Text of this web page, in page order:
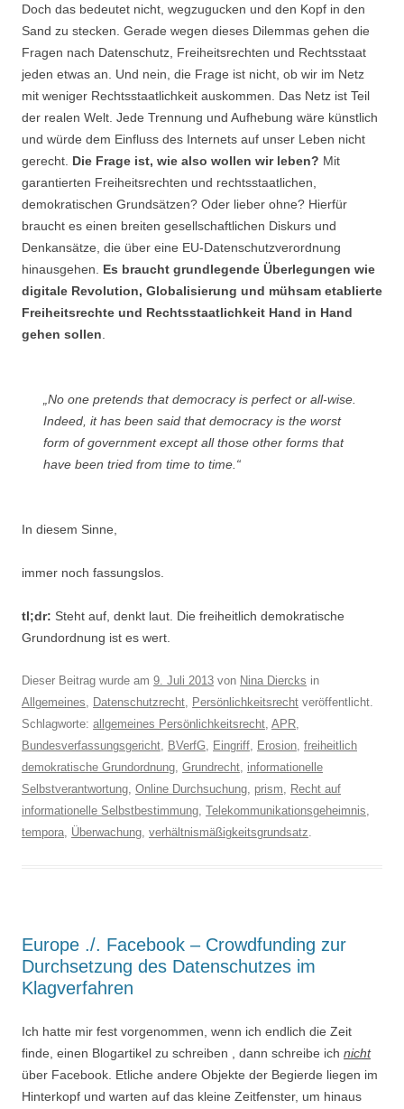
Doch das bedeutet nicht, wegzugucken und den Kopf in den
Sand zu stecken. Gerade wegen dieses Dilemmas gehen die
Fragen nach Datenschutz, Freiheitsrechten und Rechtsstaat
jeden etwas an. Und nein, die Frage ist nicht, ob wir im Netz
mit weniger Rechtsstaatlichkeit auskommen. Das Netz ist Teil
der realen Welt. Jede Trennung und Aufhebung wäre künstlich
und würde dem Einfluss des Internets auf unser Leben nicht
gerecht. Die Frage ist, wie also wollen wir leben? Mit
garantierten Freiheitsrechten und rechtsstaatlichen,
demokratischen Grundsätzen? Oder lieber ohne? Hierfür
braucht es einen breiten gesellschaftlichen Diskurs und
Denkansätze, die über eine EU-Datenschutzverordnung
hinausgehen. Es braucht grundlegende Überlegungen wie
digitale Revolution, Globalisierung und mühsam etablierte
Freiheitsrechte und Rechtsstaatlichkeit Hand in Hand
gehen sollen
„No one pretends that democracy is perfect or all-wise.
Indeed, it has been said that democracy is the worst
form of government except all those other forms that
have been tried from time to time.“
In diesem Sinne,
immer noch fassungslos.
tl;dr: Steht auf, denkt laut. Die freiheitlich demokratische
Grundordnung ist es wert.
Dieser Beitrag wurde am 9. Juli 2013 von Nina Diercks in
Allgemeines
Datenschutzrecht Persönlichkeitsrecht veröffentlicht.
Schlagworte: allgemeines Persönlichkeitsrecht APR
Bundesverfassungsgericht
BVerfG Eingriff Erosion freiheitlich
demokratische Grundordnung Grundrecht informationelle
Selbstverantwortung Online Durchsuchung prism
Recht auf
informationelle Selbstbestimmung Telekommunikationsgeheimnis
tempora Überwachung verhältnismäßigkeitsgrundsatz
Europe ./. Facebook – Crowdfunding zur
Durchsetzung des Datenschutzes im
Klagverfahren
Ich hatte mir fest vorgenommen, wenn ich endlich die Zeit
finde, einen Blogartikel zu schreiben , dann schreibe ich nicht
über Facebook. Etliche andere Objekte der Begierde liegen im
Hinterkopf und warten auf das kleine Zeitfenster, um hinaus